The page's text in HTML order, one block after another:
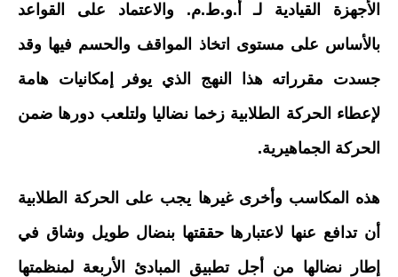
الأجهزة القيادية لـ أ.و.ط.م. والاعتماد على القواعد
بالأساس على مستوى اتخاذ المواقف والحسم فيها وقد
جسدت مقرراته هذا النهج الذي يوفر إمكانيات هامة
لإعطاء الحركة الطلابية زخما نضاليا ولتلعب دورها ضمن
الحركة الجماهيرية.
هذه المكاسب وأخرى غيرها يجب على الحركة الطلابية
أن تدافع عنها لاعتبارها حققتها بنضال طويل وشاق في
إطار نضالها من أجل تطبيق المبادئ الأربعة لمنظمتها